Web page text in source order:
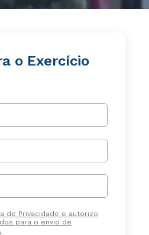
o Exercício
de Privacidade e autorizo
para o envio de